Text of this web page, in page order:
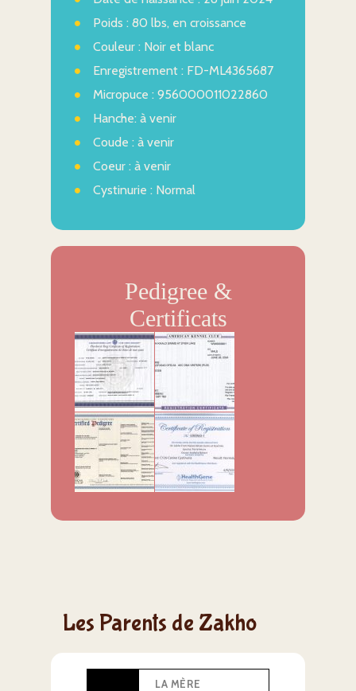
Poids : 80 lbs, en croissance
Couleur : Noir et blanc
Enregistrement : FD-ML4365687
Micropuce : 956000011022860
Hanche: à venir
Coude : à venir
Coeur : à venir
Cystinurie : Normal
Pedigree &
Certificats
Les Parents de Zakho
LA MÈRE